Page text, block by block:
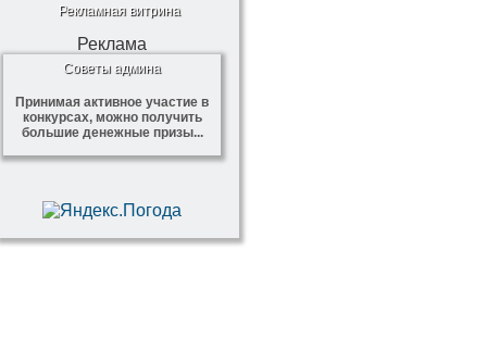
Рекламная витрина
Реклама
Советы админа
Принимая активное участие в
конкурсах, можно получить
большие денежные призы...